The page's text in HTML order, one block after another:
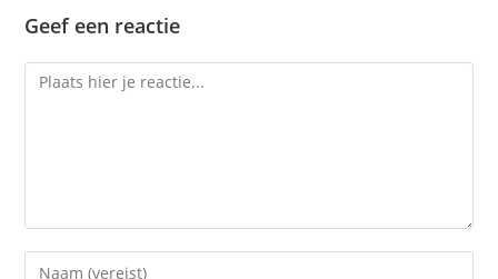
Geef een reactie
Reactie
Voer